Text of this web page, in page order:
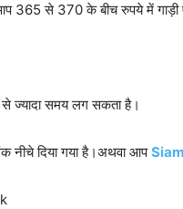
आप 365 से 370 के बीच रुपये में
ज्यादा समय लग सकता है।
नीचे दिया गया है।अथवा आप